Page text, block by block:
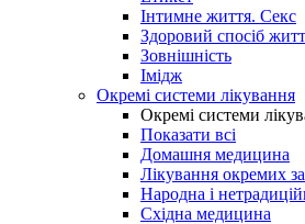
Інтимне життя. Секс
Здоровий спосіб
Зовнішність
Імідж
Окремі системи лікування
Окремі системи
Показати всі
Домашня медицина
Лікування окремих
Народна і
Східна медицина